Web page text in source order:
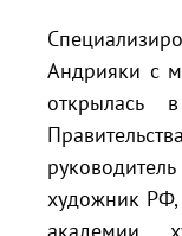
Андрияки с
открылась
художник РФ,